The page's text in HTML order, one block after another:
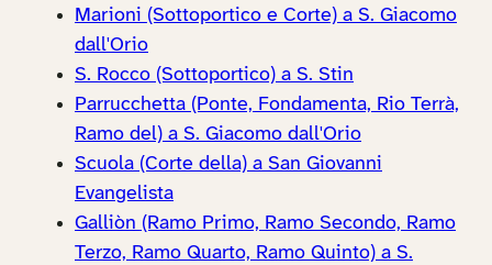
Marioni (Sottoportico e Corte) a S. Giacomo
dall'Orio
S. Rocco (Sottoportico) a S. Stin
Parrucchetta (Ponte, Fondamenta, Rio Terrà,
Ramo del) a S. Giacomo dall'Orio
Scuola (Corte della) a San Giovanni
Evangelista
Galliòn (Ramo Primo, Ramo Secondo, Ramo
Terzo, Ramo Quarto, Ramo Quinto) a S.